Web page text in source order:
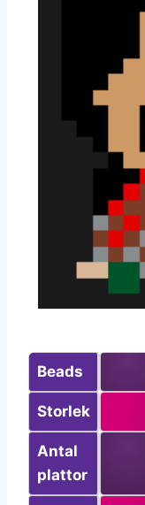
Beads
Storlek
Antal
plattor